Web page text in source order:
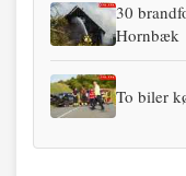
30
Hornbæk
To biler